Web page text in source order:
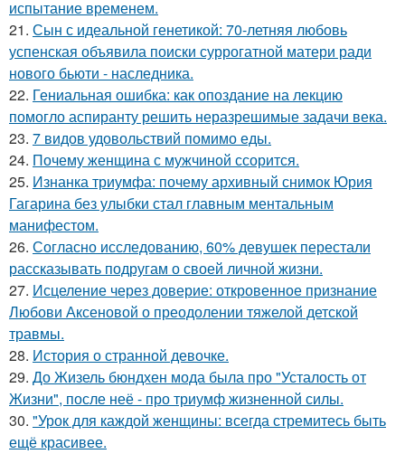
испытание временем.
21. Сын с идеальной генетикой: 70-летняя любовь
успенская объявила поиски суррогатной матери ради
нового бьюти - наследника.
22. Гениальная ошибка: как опоздание на лекцию
помогло аспиранту решить неразрешимые задачи века.
23. 7 видов удовольствий помимо еды.
24. Почему женщина с мужчиной ссорится.
25. Изнанка триумфа: почему архивный снимок Юрия
Гагарина без улыбки стал главным ментальным
манифестом.
26. Согласно исследованию, 60% девушек перестали
рассказывать подругам о своей личной жизни.
27. Исцеление через доверие: откровенное признание
Любови Аксеновой о преодолении тяжелой детской
травмы.
28. История о странной девочке.
29. До Жизель бюндхен мода была про "Усталость от
Жизни", после неё - про триумф жизненной силы.
30. "Урок для каждой женщины: всегда стремитесь быть
ещё красивее.